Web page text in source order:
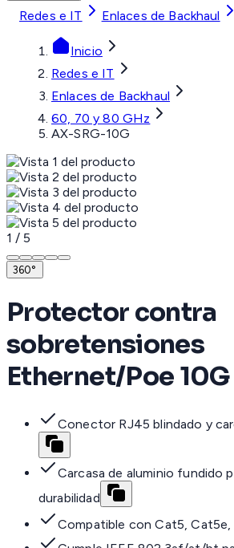
Redes e IT Enlaces de Backhaul
Inicio
Redes e IT
Enlaces de Backhaul
60, 70 y 80 GHz
AX-SRG-10G
1 / 5
360°
Protector contra
sobretensiones
Ethernet/Poe 10G
Conector RJ45 blindado y
Carcasa de aluminio fundido
durabilidad
Compatible con Cat5,